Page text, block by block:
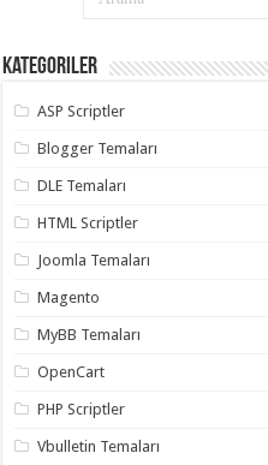
taşımacılık,
gaziantep
taşıma,
evden
taşımacılık,
gaziantep
organizasyon
gaziantep
organizasyon,
gaziantep
organizasyon
gaziantep
gaziantep
gaziantep
gaziantep
twitter
Kategoriler
ASP Scriptler
Blogger Temaları
DLE Temaları
HTML Scriptler
Joomla Temaları
Magento
MyBB Temaları
OpenCart
PHP Scriptler
Vbulletin Temaları